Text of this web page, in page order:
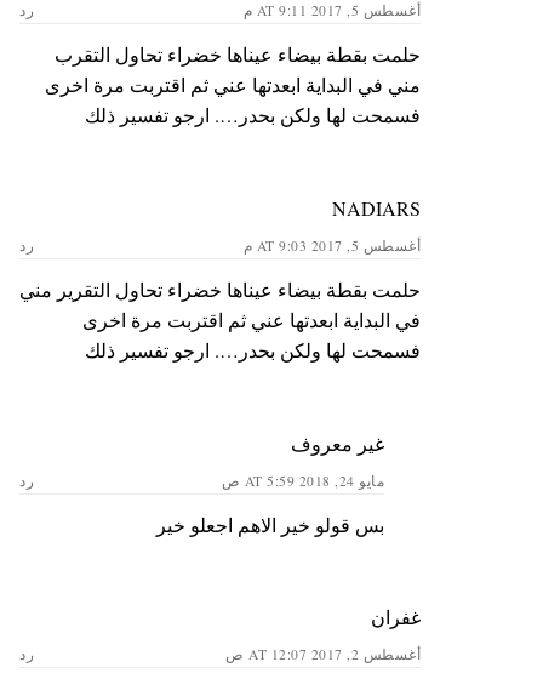
أغسطس 5, 2017 AT 9:11 م رد
حلمت بقطة بيضاء عيناها خضراء تحاول التقرب
مني في البداية ابعدتها عني ثم اقتربت مرة اخرى
فسمحت لها ولكن بحدر…. ارجو تفسير ذلك
NADIARS
أغسطس 5, 2017 AT 9:03 م رد
حلمت بقطة بيضاء عيناها خضراء تحاول التقرير مني
في البداية ابعدتها عني ثم اقتربت مرة اخرى
فسمحت لها ولكن بحدر…. ارجو تفسير ذلك
غير معروف
مايو 24, 2018 AT 5:59 ص رد
بس قولو خير الاهم اجعلو خير
غفران
أغسطس 2, 2017 AT 12:07 ص رد